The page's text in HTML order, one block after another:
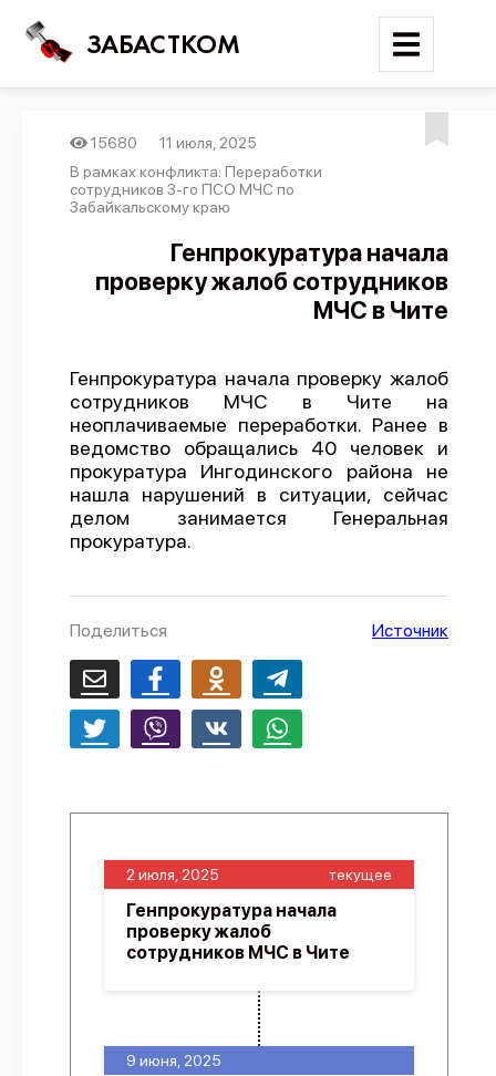
ЗАБАСТКОМ
Войти
Новости
Карта событий
Отчеты
Предложить публикацию
Справочник
API
О проекте
15680
11 июля, 2025
В рамках конфликта: Переработки
сотрудников 3-го ПСО МЧС по
Забайкальскому краю
Генпрокуратура начала
проверку жалоб сотрудников
МЧС в Чите
Генпрокуратура начала проверку жалоб
сотрудников МЧС в Чите на
неоплачиваемые переработки. Ранее в
ведомство обращались 40 человек и
прокуратура Ингодинского района не
нашла нарушений в ситуации, сейчас
делом занимается Генеральная
прокуратура.
Поделиться Источник
9 июня, 2025
2 июля, 2025 текущее
Генпрокуратура начала
проверку жалоб
сотрудников МЧС в Чите